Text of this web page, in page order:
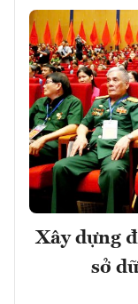
Xây dựng
sở